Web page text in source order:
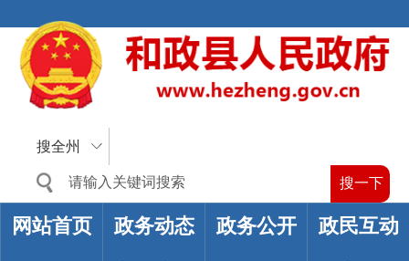
搜全州
网站首页 政务动态 政务公开 政民互动